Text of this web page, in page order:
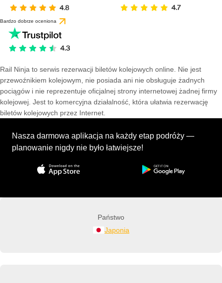
Bardzo dobrze oceniona
Rail Ninja to serwis rezerwacji biletów kolejowych online. Nie jest
przewoźnikiem kolejowym, nie posiada ani nie obsługuje żadnych
pociągów i nie reprezentuje oficjalnej strony internetowej żadnej firmy
kolejowej. Jest to komercyjna działalność, która ułatwia rezerwację
biletów kolejowych przez Internet.
Nasza darmowa aplikacja na każdy etap podróży —
planowanie nigdy nie było łatwiejsze!
Państwo
Japonia